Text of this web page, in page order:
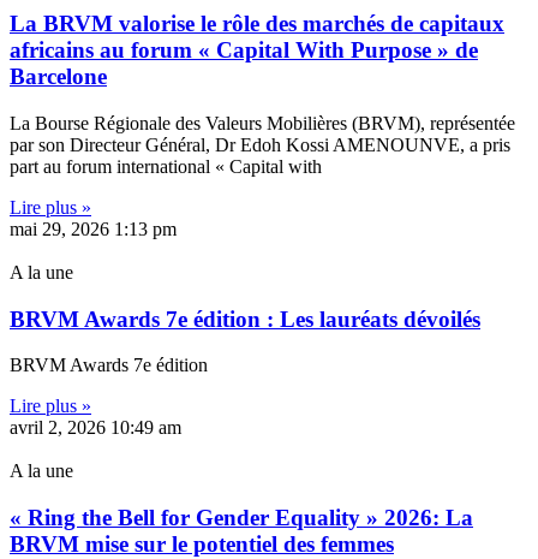
La BRVM valorise le rôle des marchés de capitaux
africains au forum « Capital With Purpose » de
Barcelone
La Bourse Régionale des Valeurs Mobilières (BRVM), représentée
par son Directeur Général, Dr Edoh Kossi AMENOUNVE, a pris
part au forum international « Capital with
Lire plus »
mai 29, 2026 1:13 pm
A la une
BRVM Awards 7e édition : Les lauréats dévoilés
BRVM Awards 7e édition
Lire plus »
avril 2, 2026 10:49 am
A la une
« Ring the Bell for Gender Equality » 2026: La
BRVM mise sur le potentiel des femmes